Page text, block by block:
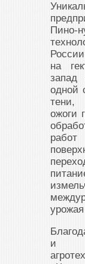
на
запад
одной
тени,
ожоги
и